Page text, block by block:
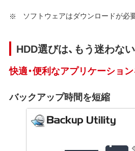
ソフトウェアはダウンロードが必
HDD選びは、もう迷わない
快適・便利なアプリケーショ
バックアップ時間を短縮